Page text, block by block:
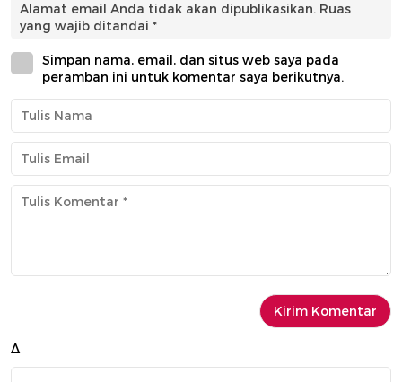
Alamat email Anda tidak akan dipublikasikan. Ruas
yang wajib ditandai *
Simpan nama, email, dan situs web saya pada
peramban ini untuk komentar saya berikutnya.
Δ